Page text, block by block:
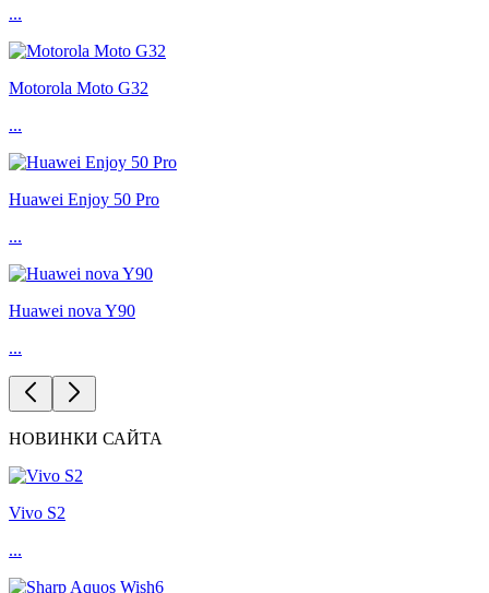
...
Motorola Moto G32
...
Huawei Enjoy 50 Pro
...
Huawei nova Y90
...
НОВИНКИ САЙТА
Vivo S2
...